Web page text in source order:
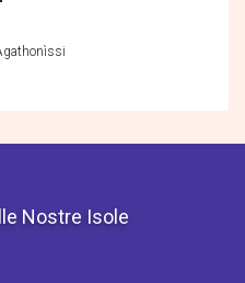
Nostre Isole